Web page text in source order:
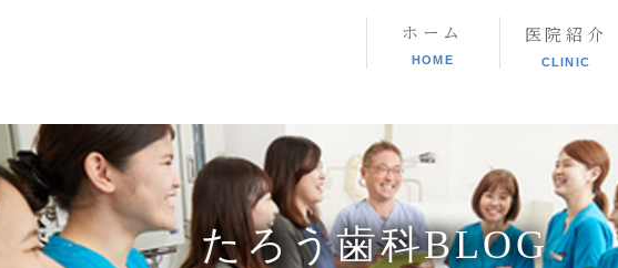
ホーム
HOME
医院紹介
CLINIC
たろう歯科BLOG